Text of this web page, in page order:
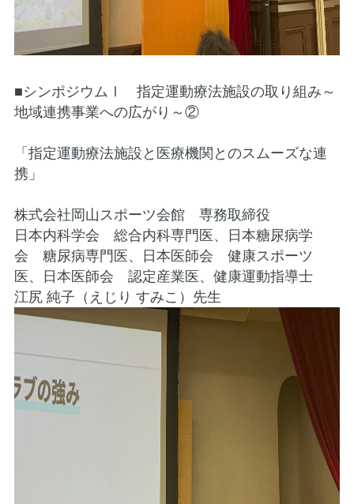
■シンポジウムⅠ 指定運動療法施設の取り組み～
地域連携事業への広がり～②
「指定運動療法施設と医療機関とのスムーズな連
携」
株式会社岡山スポーツ会館 専務取締役
日本内科学会 総合内科専門医、日本糖尿病学
会 糖尿病専門医、日本医師会 健康スポーツ
医、日本医師会 認定産業医、健康運動指導士
江尻 純子（えじり すみこ）先生